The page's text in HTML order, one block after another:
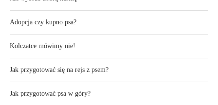
Adopcja czy kupno psa?
Kolczatce mówimy nie!
Jak przygotować się na rejs z psem?
Jak przygotować psa w góry?